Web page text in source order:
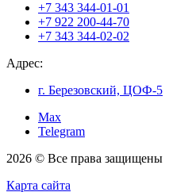
+7 343 344-01-01
+7 922 200-44-70
+7 343 344-02-02
Адрес:
г. Березовский, ЦОФ-5
Max
Telegram
2026 © Все права защищены
Карта сайта